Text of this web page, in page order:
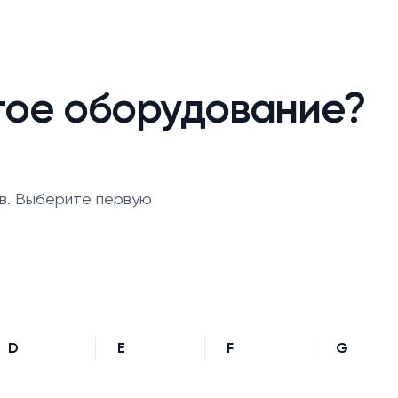
оборудование?
Выберите первую
D E F G